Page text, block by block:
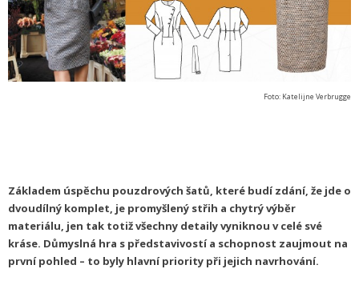
Foto: Katelijne Verbrugge
Základem úspěchu pouzdrových šatů, které budí zdání, že jde o
dvoudílný komplet, je promyšlený střih a chytrý výběr
materiálu, jen tak totiž všechny detaily vyniknou v celé své
kráse. Důmyslná hra s představivostí a schopnost zaujmout na
první pohled – to byly hlavní priority při jejich navrhování.